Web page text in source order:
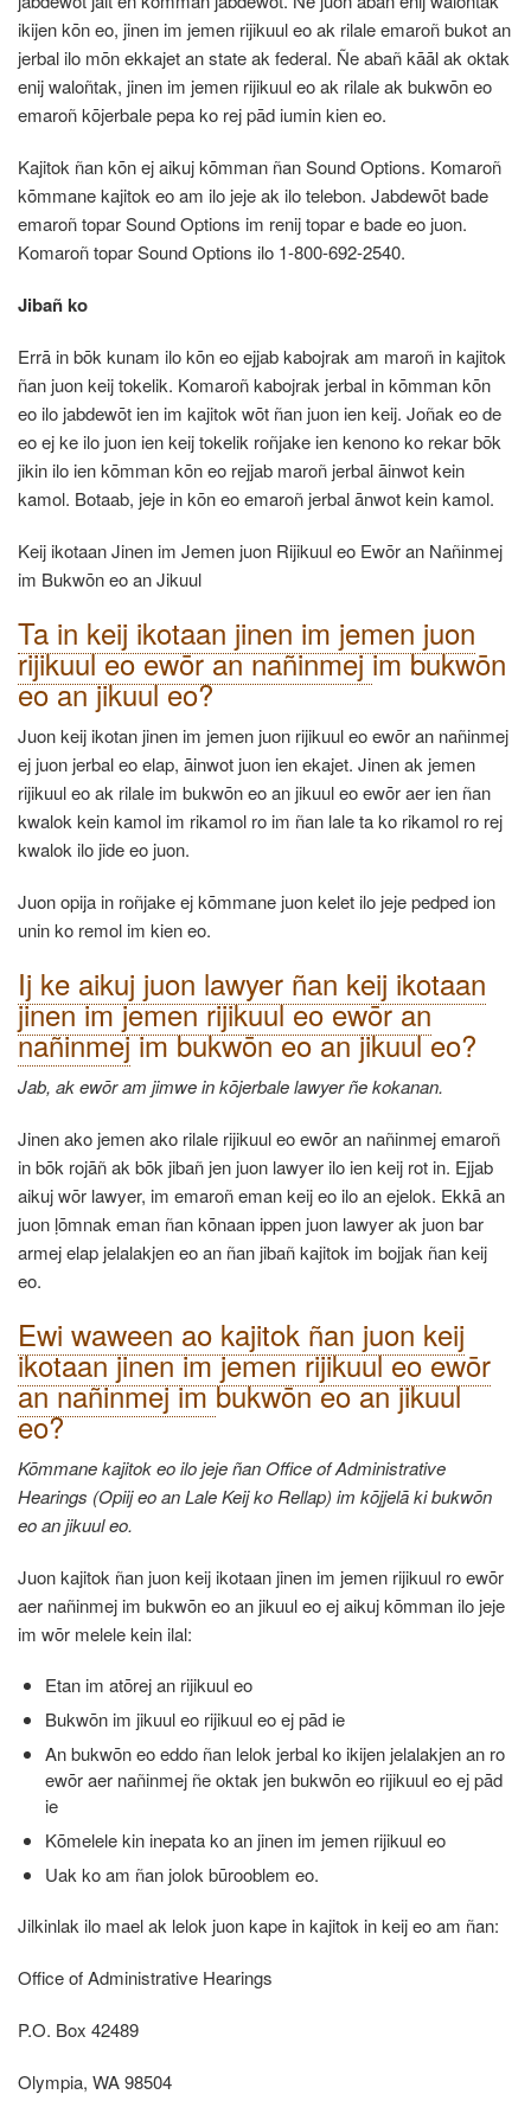
ikijen kōn eo, jinen im jemen rijikuul eo ak rilale emaroñ bukot an
jerbal ilo mōn ekkajet an state ak federal. Ñe abañ kāāl ak oktak
enij waloñtak, jinen im jemen rijikuul eo ak rilale ak bukwōn eo
emaroñ kōjerbale pepa ko rej pād iumin kien eo.
Kajitok ñan kōn ej aikuj kōmman ñan Sound Options. Komaroñ
kōmmane kajitok eo am ilo jeje ak ilo telebon. Jabdewōt bade
emaroñ topar Sound Options im renij topar e bade eo juon.
Komaroñ topar Sound Options ilo 1-800-692-2540.
Jibañ ko
Errā in bōk kunam ilo kōn eo ejjab kabojrak am maroñ in kajitok
ñan juon keij tokelik. Komaroñ kabojrak jerbal in kōmman kōn
eo ilo jabdewōt ien im kajitok wōt ñan juon ien keij. Joñak eo de
eo ej ke ilo juon ien keij tokelik roñjake ien kenono ko rekar bōk
jikin ilo ien kōmman kōn eo rejjab maroñ jerbal āinwot kein
kamol. Botaab, jeje in kōn eo emaroñ jerbal ānwot kein kamol.
Keij ikotaan Jinen im Jemen juon Rijikuul eo Ewōr an Nañinmej
im Bukwōn eo an Jikuul
Ta in keij ikotaan jinen im jemen juon
rijikuul eo ewōr an nañinmejim bukwōn
eo an jikuul eo?
Juon keij ikotan jinen im jemen juon rijikuul eo ewōr an nañinmej
ej juon jerbal eo elap, āinwot juon ien ekajet. Jinen ak jemen
rijikuul eo ak rilale im bukwōn eo an jikuul eo ewōr aer ien ñan
kwalok kein kamol im rikamol ro im ñan lale ta ko rikamol ro rej
kwalok ilo jide eo juon.
Juon opija in roñjake ej kōmmane juon kelet ilo jeje pedped ion
unin ko remol im kien eo.
Ij ke aikuj juon lawyer ñan keij ikotaan
jinen im jemen rijikuul eo ewōr an
nañinmejim bukwōn eo an jikuul eo?
Jab, ak ewōr am jimwe in kōjerbale lawyer ñe kokanan.
Jinen ako jemen ako rilale rijikuul eo ewōr an nañinmej emaroñ
in bōk rojāñ ak bōk jibañ jen juon lawyer ilo ien keij rot in. Ejjab
aikuj wōr lawyer, im emaroñ eman keij eo ilo an ejelok. Ekkā an
juon ḷōmnak eman ñan kōnaan ippen juon lawyer ak juon bar
armej elap jelalakjen eo an ñan jibañ kajitok im bojjak ñan keij
eo.
Ewi waween ao kajitok ñan juon keij
ikotaan jinen im jemen rijikuul eo ewōr
an nañinmej imbukwōn eo an jikuul
eo?
Kōmmane kajitok eo ilo jeje ñan Office of Administrative
Hearings (Opiij eo an Lale Keij ko Rellap) im kōjjelā ki bukwōn
eo an jikuul eo.
Juon kajitok ñan juon keij ikotaan jinen im jemen rijikuul ro ewōr
aer nañinmej im bukwōn eo an jikuul eo ej aikuj kōmman ilo jeje
im wōr melele kein ilal:
Etan im atōrej an rijikuul eo
Bukwōn im jikuul eo rijikuul eo ej pād ie
An bukwōn eo eddo ñan lelok jerbal ko ikijen jelalakjen an ro
ewōr aer nañinmej ñe oktak jen bukwōn eo rijikuul eo ej pād
ie
Kōmelele kin inepata ko an jinen im jemen rijikuul eo
Uak ko am ñan jolok būrooblem eo.
Jilkinlak ilo mael ak lelok juon kape in kajitok in keij eo am ñan:
Office of Administrative Hearings
P.O. Box 42489
Olympia, WA 98504